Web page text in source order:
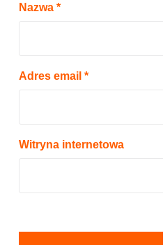
Nazwa *
Adres email *
Witryna internetowa